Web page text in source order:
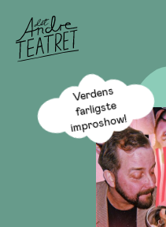
Verdens
farligste
improshow!